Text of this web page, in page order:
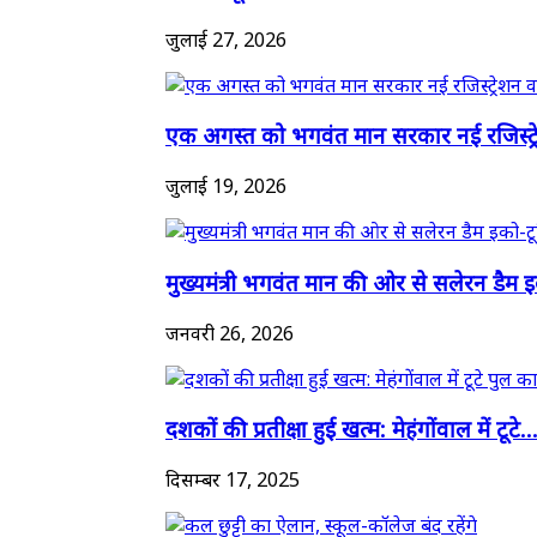
जुलाई 27, 2026
एक अगस्त को भगवंत मान सरकार नई
जुलाई 19, 2026
मुख्यमंत्री भगवंत मान की ओर से सलेरन डैम
जनवरी 26, 2026
दशकों की प्रतीक्षा हुई खत्म: मेहंगोंवाल में टूटे...
दिसम्बर 17, 2025